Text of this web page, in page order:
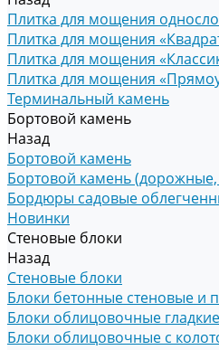
Плитка для мощения
Плитка для мощения
Плитка для мощения
Плитка для мощения
Терминальный камень
Бортовой камень
Назад
Бортовой камень
Бортовой камень
Бордюры садовые
Новинки
Стеновые блоки
Назад
Стеновые блоки
Блоки бетонные стеновые и
Блоки облицовочные гладкие
Блоки облицовочные с